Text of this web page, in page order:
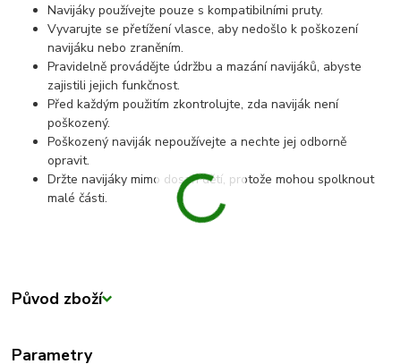
Navijáky používejte pouze s kompatibilními pruty.
Vyvarujte se přetížení vlasce, aby nedošlo k poškození
navijáku nebo zraněním.
Pravidelně provádějte údržbu a mazání navijáků, abyste
zajistili jejich funkčnost.
Před každým použitím zkontrolujte, zda naviják není
poškozený.
Poškozený naviják nepoužívejte a nechte jej odborně
opravit.
Držte navijáky mimo dosah dětí, protože mohou spolknout
malé části.
Původ zboží
Parametry